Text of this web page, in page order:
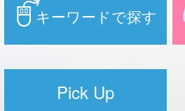
キーワードで探す
Pick Up